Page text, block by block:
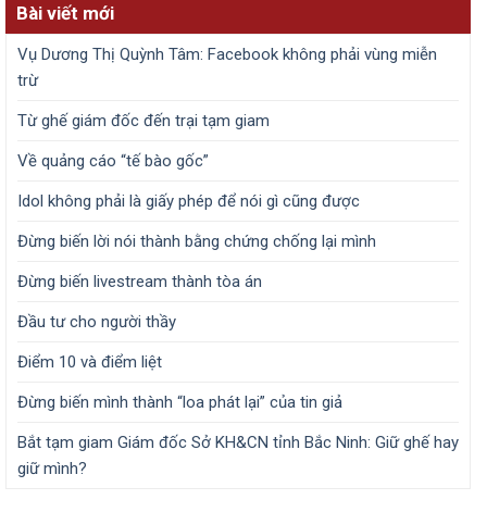
Bài viết mới
Vụ Dương Thị Quỳnh Tâm: Facebook không phải vùng miễn
trừ
Từ ghế giám đốc đến trại tạm giam
Về quảng cáo “tế bào gốc”
Idol không phải là giấy phép để nói gì cũng được
Đừng biến lời nói thành bằng chứng chống lại mình
Đừng biến livestream thành tòa án
Đầu tư cho người thầy
Điểm 10 và điểm liệt
Đừng biến mình thành “loa phát lại” của tin giả
Bắt tạm giam Giám đốc Sở KH&CN tỉnh Bắc Ninh: Giữ ghế hay
giữ mình?